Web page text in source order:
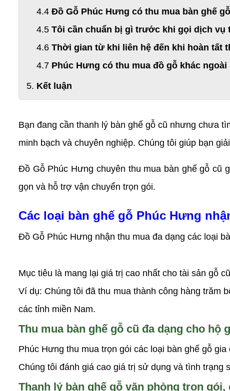
Đồ Gỗ Phúc Hưng có thu mua bàn ghế
Tôi cần chuẩn bị gì trước khi gọi dịch vụ
Thời gian từ khi liên hệ đến khi hoàn tất
Phúc Hưng có thu mua đồ gỗ khác ngoài
Kết luận
Bạn đang cần thanh lý bàn ghế gỗ cũ nhưng chưa
minh bạch và chuyên nghiệp. Chúng tôi giúp bạn
Đồ Gỗ Phúc Hưng chuyên thu mua bàn ghế gỗ cũ
gọn và hỗ trợ vận chuyển trọn gói.
Các loại bàn ghế gỗ Phúc Hưng
Đồ Gỗ Phúc Hưng nhận thu mua đa dạng các loại
Mục tiêu là mang lại giá trị cao nhất cho tài sản gỗ
Ví dụ: Chúng tôi đã thu mua thành công hàng trăm
các tỉnh miền Nam.
Thu mua bàn ghế gỗ cũ đa dạng cho hộ
Phúc Hưng thu mua trọn gói các loại bàn ghế gỗ
Chúng tôi đánh giá cao giá trị sử dụng và tình trạng
Thanh lý bàn ghế gỗ văn phòng trọn gói,